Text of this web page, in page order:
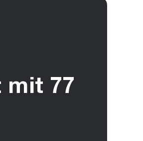
mit 77